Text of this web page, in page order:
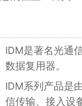
IDM是著名光通
数据复用器。
IDM系列产品是
信传输、接入设